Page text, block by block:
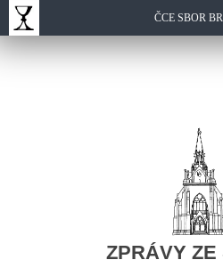
ČCE SBOR
ZPRÁVY ZE